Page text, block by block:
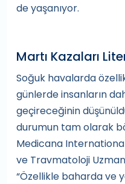
de yaşanıyor.
Martı Kazaları
Soğuk havalarda
günlerde insanların
geçireceğinin
durumun tam olarak
Medicana
ve Travmatoloji
“Özellikle baharda ve